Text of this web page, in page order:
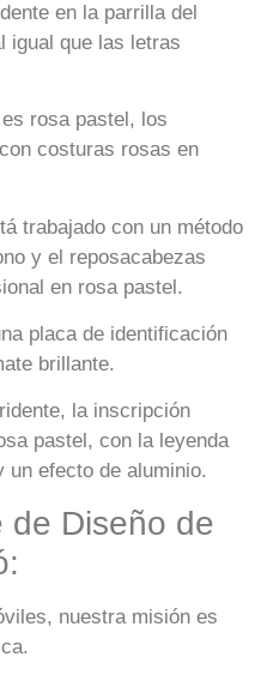
en la parrilla del
igual que las letras
rosa pastel, los
costuras rosas en
trabajado con un método
y el reposacabezas
en rosa pastel.
placa de identificación
brillante.
la inscripción
pastel, con la leyenda
un efecto de aluminio.
de Diseño de
nuestra misión es